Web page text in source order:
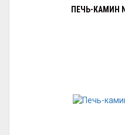
ПЕЧЬ-КАМИН